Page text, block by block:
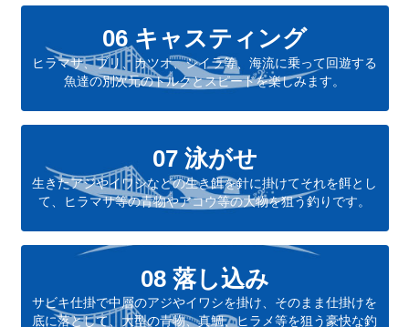
06 キャスティング
ヒラマサ、ブリ、カツオ、シイラ等、海流に乗って回遊する
魚達の別次元のトルクとスピードを楽しみます。
07 泳がせ
生きたアジやイワシなどの生き餌を針に掛けてそれを餌とし
て、ヒラマサ等の青物やアコウ等の大物を狙う釣りです。
08 落し込み
サビキ仕掛で中層のアジやイワシを掛け、そのまま仕掛けを
底に落として、大型の青物、真鯛、ヒラメ等を狙う豪快な釣